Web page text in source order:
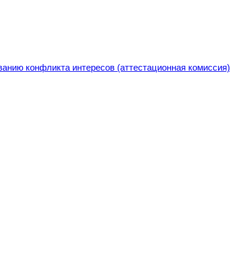
конфликта интересов (аттестационная комиссия)